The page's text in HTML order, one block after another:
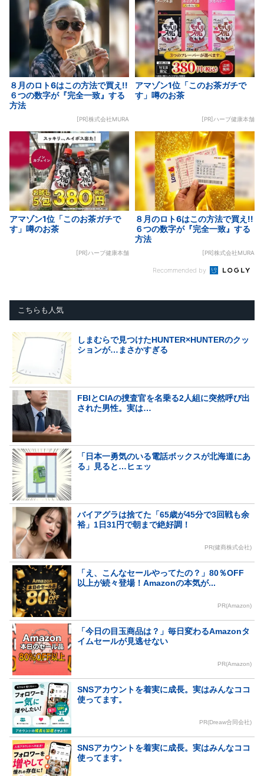
８月のロト6はこの方法で買え!!
６つの数字が『完全一致』する
方法
[PR]株式会社MURA
アマゾン1位「このお茶ガチで
す」噂のお茶
[PR]ハーブ健康本舗
アマゾン1位「このお茶ガチで
す」噂のお茶
[PR]ハーブ健康本舗
８月のロト6はこの方法で買え!!
６つの数字が『完全一致』する
方法
[PR]株式会社MURA
Recommended by
こちらも人気
しまむらで見つけたHUNTER×HUNTERのクッ
ションが…まさかすぎる
FBIとCIAの捜査官を名乗る2人組に突然呼び出
された男性。実は…
「日本一勇気のいる電話ボックスが北海道にあ
る」見ると…ヒェッ
バイアグラは捨てた「65歳が45分で3回戦も余
裕」1日31円で朝まで絶好調！
PR(健商株式会社)
「え、こんなセールやってたの？」80％OFF
以上が続々登場！Amazonの本気が...
PR(Amazon)
「今日の目玉商品は？」毎日変わるAmazonタ
イムセールが見逃せない
PR(Amazon)
SNSアカウントを着実に成長。実はみんなココ
使ってます。
PR(Dreaw合同会社)
SNSアカウントを着実に成長。実はみんなココ
使ってます。